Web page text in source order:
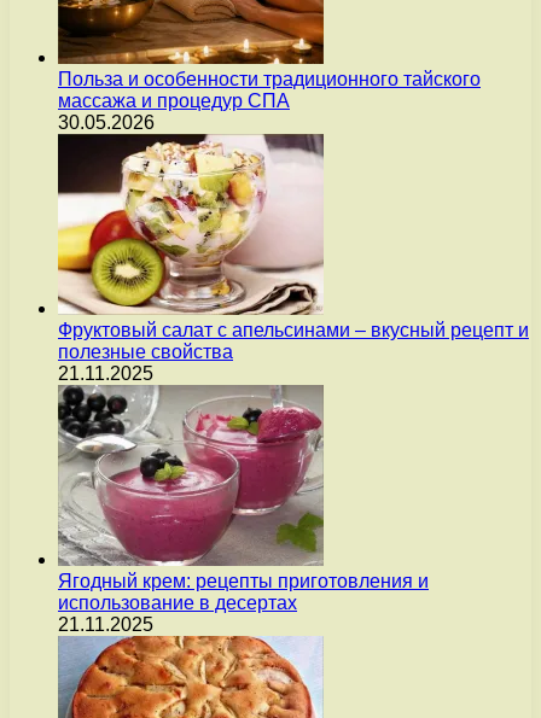
Польза и особенности традиционного тайского
массажа и процедур СПА
30.05.2026
Фруктовый салат с апельсинами – вкусный рецепт и
полезные свойства
21.11.2025
Ягодный крем: рецепты приготовления и
использование в десертах
21.11.2025